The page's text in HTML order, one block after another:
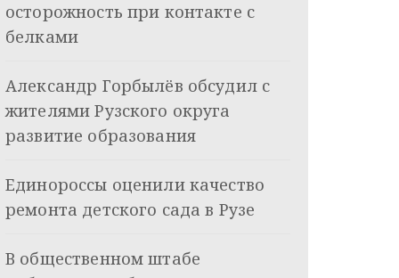
осторожность при контакте с
белками
Александр Горбылёв обсудил с
жителями Рузского округа
развитие образования
Единороссы оценили качество
ремонта детского сада в Рузе
В общественном штабе